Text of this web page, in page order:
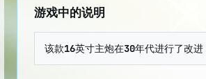
游戏中的说明